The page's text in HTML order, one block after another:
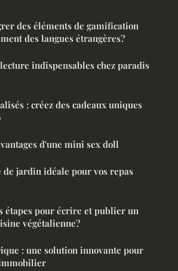
des éléments de gamification
des langues étrangères?
indispensables chez paradis
: créez des cadeaux uniques
d'une mini sex doll
jardin idéale pour vos repas
étapes pour écrire et publier un
végétalienne?
: une solution innovante pour